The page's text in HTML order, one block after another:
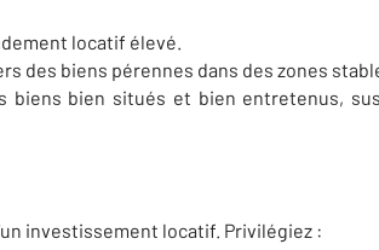
locatif élevé.
des biens pérennes dans des zones
biens bien situés et bien entretenus,
investissement locatif. Privilégiez :